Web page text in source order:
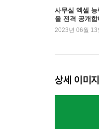
하면 된다! }
하면 된다! }
하면 된다! }
03 수식 분석
03-1 참조 셀
하면 된다! }
사무실 엑셀 능
을 전격 공개합
2023년 06월 13
상세 이미지